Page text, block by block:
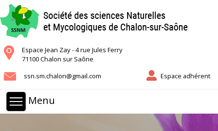
Espace Jean Zay - 4 rue Jules Ferry
71100 Chalon sur Saône
ssn.sm.chalon@gmail.com
Espace adhérent
Menu